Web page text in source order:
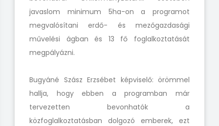
javaslom minimum 5ha-on a programot
megvalósítani erdő- és mezőgazdasági
művelési ágban és 13 fő foglalkoztatását
megpályázni.
Bugyáné Szász Erzsébet képviselő: örömmel
hallja, hogy ebben a programban már
tervezetten bevonhatók a
közfoglalkoztatásban dolgozó emberek, ezt